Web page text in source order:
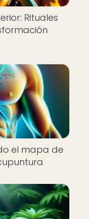
Rituales
el mapa de